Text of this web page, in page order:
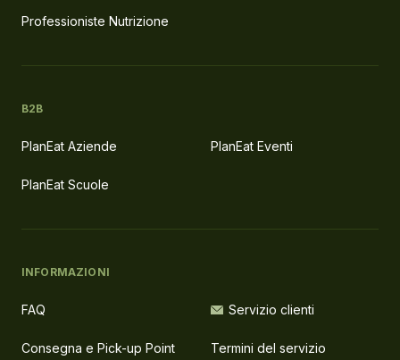
Professioniste Nutrizione
B2B
PlanEat Aziende PlanEat Eventi
PlanEat Scuole
INFORMAZIONI
FAQ Servizio clienti
Consegna e Pick-up Point Termini del servizio